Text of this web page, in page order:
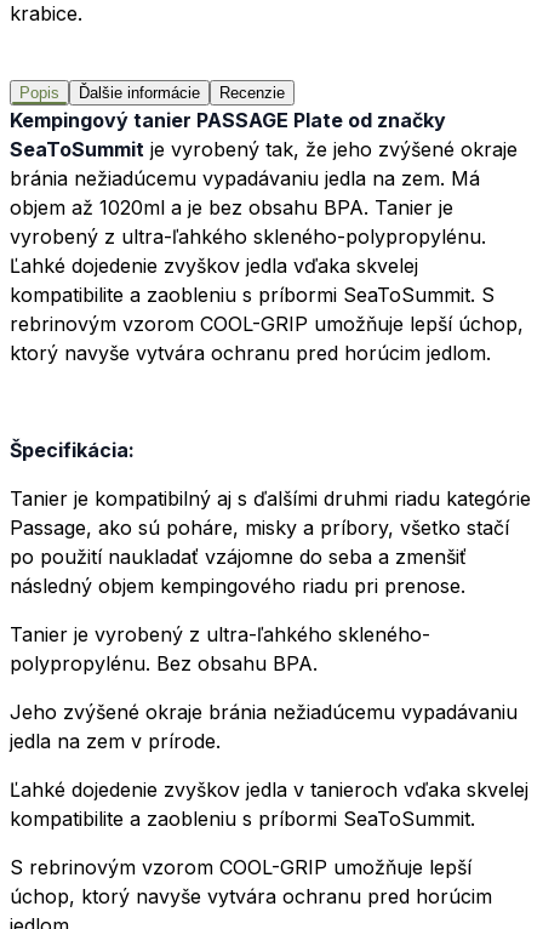
krabice.
Popis Ďalšie informácie Recenzie
Kempingový tanier PASSAGE Plate od značky
SeaToSummit je vyrobený tak, že jeho zvýšené okraje
bránia nežiadúcemu vypadávaniu jedla na zem. Má
objem až 1020ml a je bez obsahu BPA. Tanier je
vyrobený z ultra-ľahkého skleného-polypropylénu.
Ľahké dojedenie zvyškov jedla vďaka skvelej
kompatibilite a zaobleniu s príbormi SeaToSummit. S
rebrinovým vzorom COOL-GRIP umožňuje lepší úchop,
ktorý navyše vytvára ochranu pred horúcim jedlom.
Špecifikácia:
Tanier je kompatibilný aj s ďalšími druhmi riadu kategórie
Passage, ako sú poháre, misky a príbory, všetko stačí
po použití naukladať vzájomne do seba a zmenšiť
následný objem kempingového riadu pri prenose.
Tanier je vyrobený z ultra-ľahkého skleného-
polypropylénu. Bez obsahu BPA.
Jeho zvýšené okraje bránia nežiadúcemu vypadávaniu
jedla na zem v prírode.
Ľahké dojedenie zvyškov jedla v tanieroch vďaka skvelej
kompatibilite a zaobleniu s príbormi SeaToSummit.
S rebrinovým vzorom COOL-GRIP umožňuje lepší
úchop, ktorý navyše vytvára ochranu pred horúcim